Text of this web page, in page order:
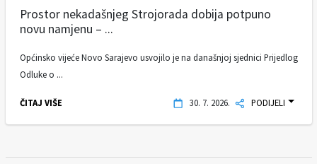
Prostor nekadašnjeg Strojorada dobija potpuno
novu namjenu – ...
Općinsko vijeće Novo Sarajevo usvojilo je na današnjoj sjednici Prijedlog
Odluke o ...
ČITAJ VIŠE 30. 7. 2026. PODIJELI